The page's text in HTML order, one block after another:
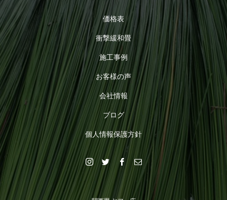
価格表
衝撃緩和畳
施工事例
お客様の声
会社情報
ブログ
個人情報保護方針